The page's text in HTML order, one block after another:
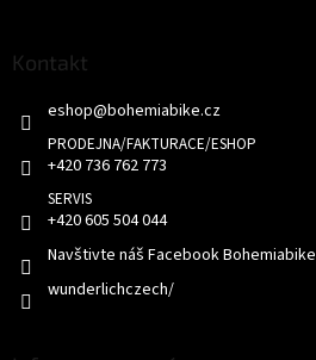
Kontakt
eshop@bohemiabike.cz
+420 736 762 773
+420 605 504 044
Navštivte náš Facebook Bohemiabike
wunderlichczech/